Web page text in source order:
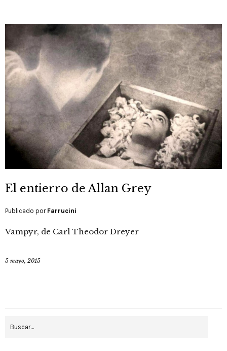
El entierro de Allan Grey
Publicado por Farrucini
Vampyr, de Carl Theodor Dreyer
5 mayo, 2015